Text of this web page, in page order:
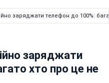
заряджати телефон до 100%:
заряджати
хто про це не